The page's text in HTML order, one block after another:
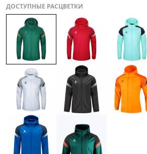
ДОСТУПНЫЕ РАСЦВЕТКИ